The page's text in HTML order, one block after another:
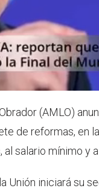
(AMLO)
de reformas, en
salario mínimo y
Unión iniciará su